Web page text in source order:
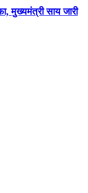
मुख्यमंत्री साय जारी